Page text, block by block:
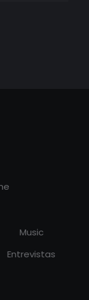
Music
Entrevistas